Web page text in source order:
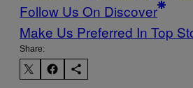
Follow Us On Discover
Make Us Preferred In Top
Share: